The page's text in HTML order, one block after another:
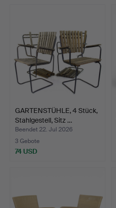
GARTENSTÜHLE, 4 Stück,
Stahlgestell, Sitz …
Beendet 22. Jul 2026
3 Gebote
74 USD